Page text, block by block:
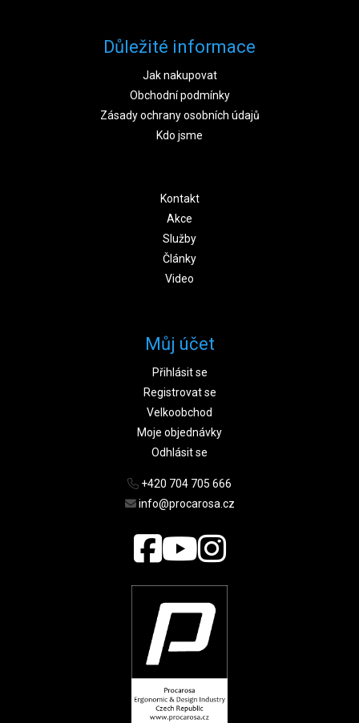
Důležité informace
Jak nakupovat
Obchodní podmínky
Zásady ochrany osobních údajů
Kdo jsme
Kontakt
Akce
Služby
Články
Video
Můj účet
Přihlásit se
Registrovat se
Velkoobchod
Moje objednávky
Odhlásit se
+420 704 705 666
info@procarosa.cz